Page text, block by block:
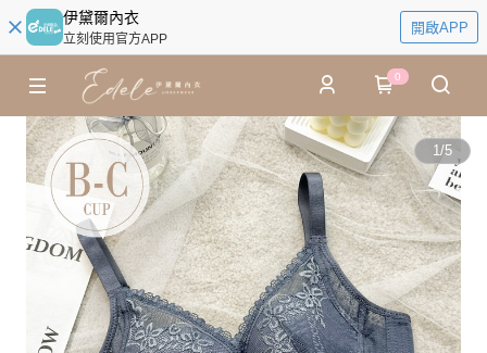
伊黛爾內衣
立刻使用官方APP
開啟APP
0
1/5